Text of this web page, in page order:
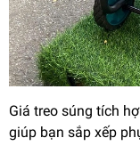
Giá treo súng tích
giúp bạn sắp xếp